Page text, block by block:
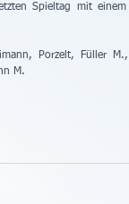
Spieltag mit
Porzelt, Füller
M.